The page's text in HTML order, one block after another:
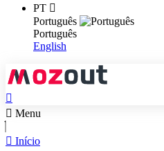
PT
Português
Português
English
Menu
Início